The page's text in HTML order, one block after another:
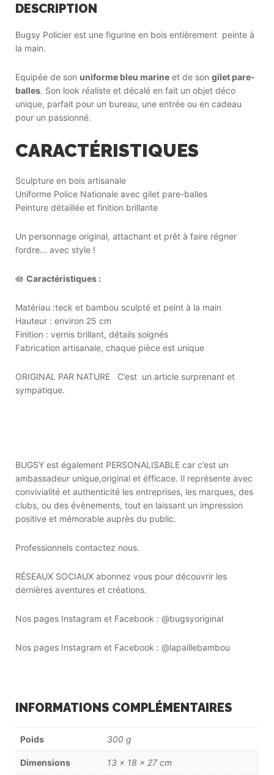
DESCRIPTION
Bugsy Policier est une figurine en bois entièrement peinte à
la main.
Equipée de son uniforme bleu marine et de son gilet pare-
balles. Son look réaliste et décalé en fait un objet déco
unique, parfait pour un bureau, une entrée ou en cadeau
pour un passionné.
CARACTÉRISTIQUES
Sculpture en bois artisanale
Uniforme Police Nationale avec gilet pare-balles
Peinture détaillée et finition brillante
Un personnage original, attachant et prêt à faire régner
l’ordre… avec style !
🪷 Caractéristiques :
Matériau :teck et bambou sculpté et peint à la main
Hauteur : environ 25 cm
Finition : vernis brillant, détails soignés
Fabrication artisanale, chaque pièce est unique
ORIGINAL PAR NATURE C’est un article surprenant et
sympatique.
BUGSY est également PERSONALISABLE car c’est un
ambassadeur unique,original et éfficace. Il représente avec
convivialité et authenticité les entreprises, les marques, des
clubs, ou des évènements, tout en laissant un impression
positive et mémorable auprès du public.
Professionnels contactez nous.
RÉSEAUX SOCIAUX abonnez vous pour découvrir les
dernières aventures et créations.
Nos pages Instagram et Facebook : @bugsyoriginal
Nos pages Instagram et Facebook : @lapaillebambou
INFORMATIONS COMPLÉMENTAIRES
Poids 300 g
Dimensions 13 × 18 × 27 cm